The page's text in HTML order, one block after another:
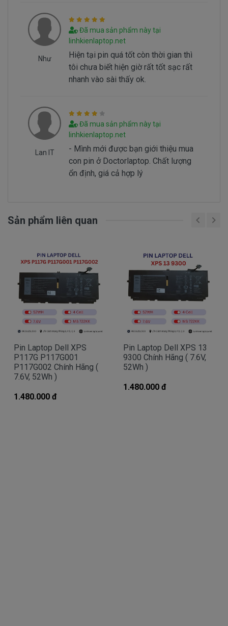
- Pin có vòng đời của nó thông thường sau
1000 lần nạp xả thì pin dell sẻ giảm tuổi thọ pin
==> Pin sẻ bị hư
- Nguyên nhân do chúng ta sài không đúng
cách dẫn đến pin bị hư… Không đúng cách là như
Sử Dung Pin Như Thế Nào Mới Đúng ===>
Here
Mua pin Laptop dellXPS 13-9365
đâu tại tphcm
có thể đến Doctorlaptop Tại Tphcm để mua.
- Doctorlaptop có đội người kiểm tra và thay
Bạn chưa biết pin này có phù hợp với laptop của
mình hay không?
Bạn chưa biết máy tính Dell của mình là dòng XPS,
Inspiron, Latitude hay Precision?
Bạn yên tâm nhé.
Bạn có thể gọi Zalo cho shop tai số 0908251500.
À mà thỉnh thoảng shop bận máy một chút, cứ nhắn
tin để chút Doctoplaptop gọi lại cho bạn nhé.
Như
Đã mua sản phẩm này tại
linhkienlaptop.net
Hiện tại pin quá tốt còn thời gian thì
tôi chưa biết hiện giờ rất tốt sạc rất
nhanh vào sài thấy ok.
Lan IT
Đã mua sản phẩm này tại
linhkienlaptop.net
- Mình mới được bạn giới thiệu mua
con pin ở Doctorlaptop. Chất lượng
ổn định, giá cả hợp lý
Sản phẩm liên quan
Pin Laptop Dell XPS
P117G P117G001
P117G002 Chính Hãng (
7.6V, 52Wh )
1.480.000 đ
Pin Laptop Dell XPS 13
9300 Chính Hãng ( 7.6V,
52Wh )
1.480.000 đ